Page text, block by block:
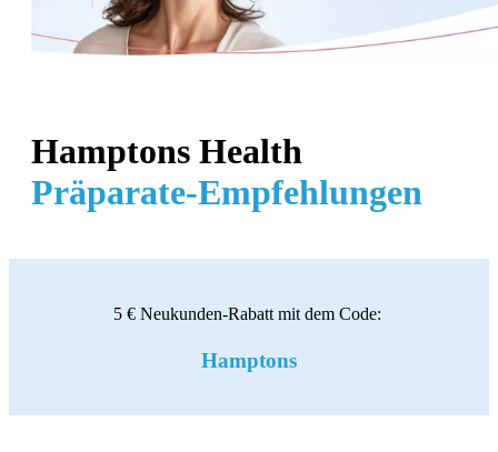
Hamptons Health
Präparate-Empfehlungen
5 € Neukunden-Rabatt mit dem Code:
Hamptons